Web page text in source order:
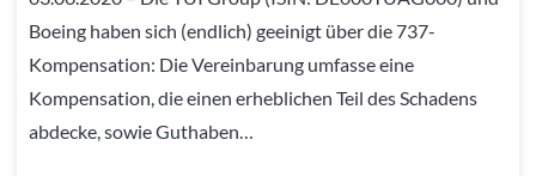
Boeing haben sich (endlich) geeinigt über die 737-
Kompensation: Die Vereinbarung umfasse eine
Kompensation, die einen erheblichen Teil des Schadens
abdecke, sowie Guthaben…